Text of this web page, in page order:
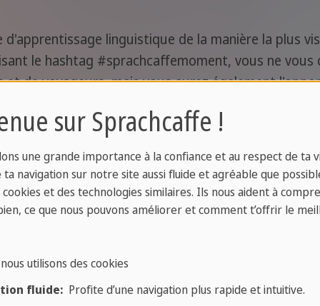
linguistique de la manière la plus
le hashtag #sprachcaffemoment, vous ne vous
et de voyageurs, mais vous aurez également
le voir. Imaginez que vos photos inspirent
voyage d'apprentissage d'une langue.
vos progrès et les souvenirs que vous avez
sera celle qui motivera quelqu'un à faire le
photo sur notre compte officiel afin d'inspirer
ajoutez une légende créative et n'oubliez pas de
de voir le monde à travers votre objectif
une expérience passionnante et visuellement
sur Sprachcaffe !
une grande importance à la confiance et au respect de ta
navigation sur notre site aussi fluide et agréable que
cookies et des technologies similaires. Ils nous aident à
ce que nous pouvons améliorer et comment t’offrir le
utilisons des cookies
fluide:Profite d’une navigation plus rapide et intuitive.